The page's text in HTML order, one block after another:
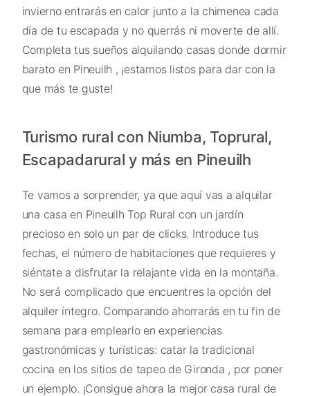
invierno entrarás en calor junto a la chimenea cada
día de tu escapada y no querrás ni moverte de allí.
Completa tus sueños alquilando casas donde dormir
barato en Pineuilh , ¡estamos listos para dar con la
que más te guste!
Turismo rural con Niumba, Toprural,
Escapadarural y más en Pineuilh
Te vamos a sorprender, ya que aquí vas a alquilar
una casa en Pineuilh Top Rural con un jardín
precioso en solo un par de clicks. Introduce tus
fechas, el número de habitaciones que requieres y
siéntate a disfrutar la relajante vida en la montaña.
No será complicado que encuentres la opción del
alquiler íntegro. Comparando ahorrarás en tu fin de
semana para emplearlo en experiencias
gastronómicas y turísticas: catar la tradicional
cocina en los sitios de tapeo de Gironda , por poner
un ejemplo. ¡Consigue ahora la mejor casa rural de